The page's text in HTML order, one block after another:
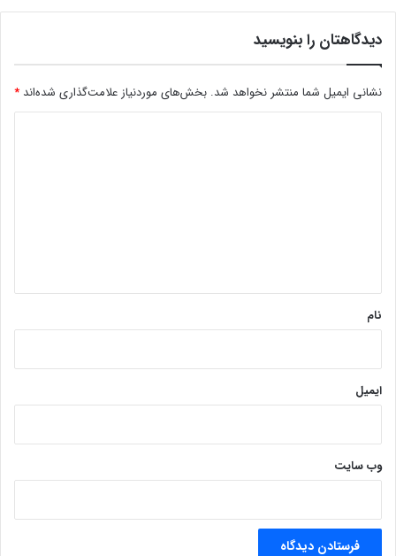
دیدگاهتان را بنویسید
نشانی ایمیل شما منتشر نخواهد شد. بخش‌های موردنیاز علامت‌گذاری شده‌اند *
نام
ایمیل
وب‌ سایت